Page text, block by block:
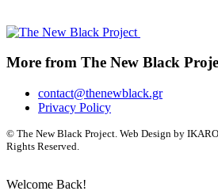
More from The New Black
contact@thenewblack.gr
Privacy Policy
© The New Black Project. Web Design by
Rights Reserved.
Welcome Back!